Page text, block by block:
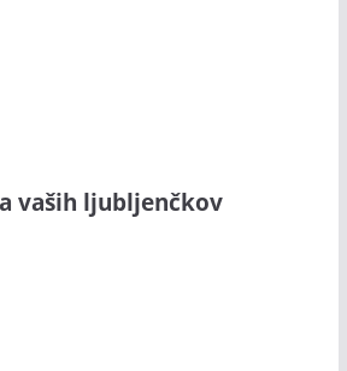
vaših ljubljenčkov